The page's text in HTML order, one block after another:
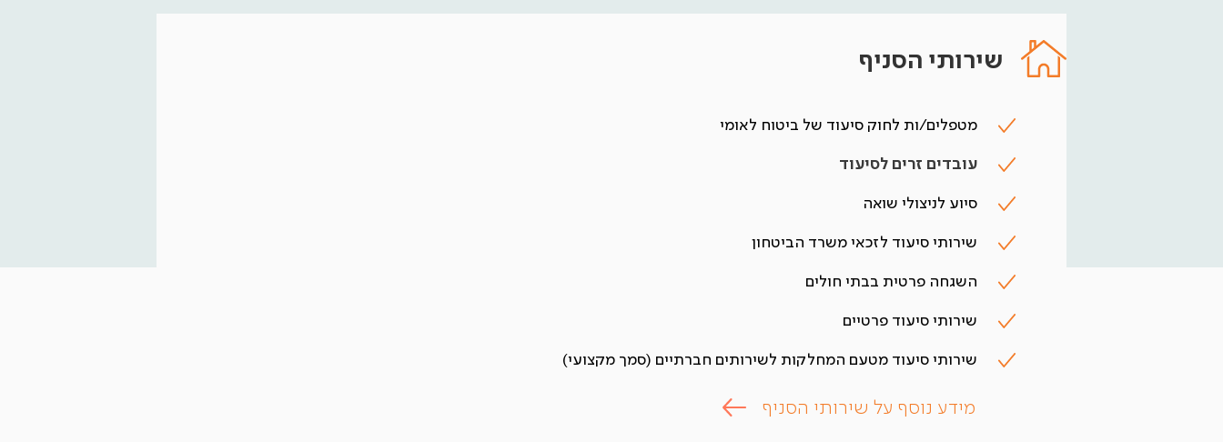
שירותי הסניף
מטפלים/ות לחוק סיעוד של ביטוח לאומי
עובדים זרים לסיעוד
סיוע לניצולי שואה
שירותי סיעוד לזכאי משרד הביטחון
השגחה פרטית בבתי חולים
שירותי סיעוד פרטיים
שירותי סיעוד מטעם המחלקות לשירותים חברתיים (סמך מקצועי)
מידע נוסף על שירותי הסניף